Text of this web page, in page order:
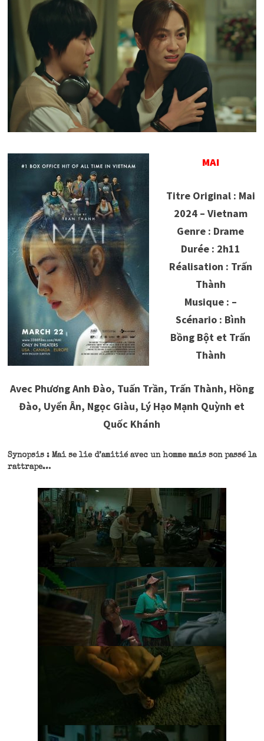
MAI
Titre Original : Mai
2024 – Vietnam
Genre : Drame
Durée : 2h11
Réalisation : Trấn
Thành
Musique : –
Scénario : Bình
Bồng Bột et Trấn
Thành
Avec Phương Anh Đào, Tuấn Trần, Trấn Thành, Hồng
Đào, Uyển Ân, Ngọc Giàu, Lý Hạo Mạnh Quỳnh et
Quốc Khánh
Synopsis : Mai se lie d’amitié avec un homme mais son passé la
rattrape…